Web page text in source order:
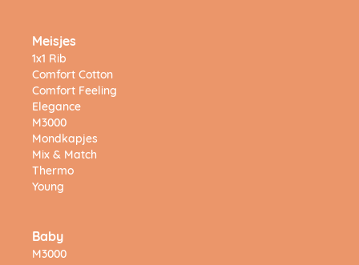
Meisjes
1x1 Rib
Comfort Cotton
Comfort Feeling
Elegance
M3000
Mondkapjes
Mix & Match
Thermo
Young
Baby
M3000